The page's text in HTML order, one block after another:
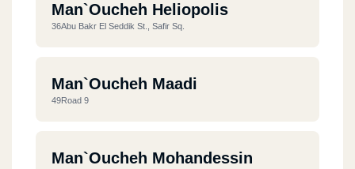
Man`oucheh Heliopolis
36Abu Bakr El Seddik St., Safir Sq.
Man`oucheh Maadi
49Road 9
Man`oucheh Mohandessin